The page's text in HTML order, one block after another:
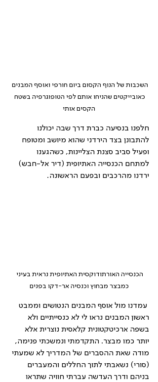
השכבות של הנוף הקסום ביום חורפי ואוסף המבנים
כאובייקטים שהניחו אותם לפי הטופוגרפיה בשטח
הקסים אותי
חלפנו בנסיעה כברת דרך שבה יכולנו
להתבונן בצד הירדני שהוא מיושב ומטופח
ופעיל סביב סצנת הצליינות, כשהגענו
למתחם הכנסייה האתיופית (דיר אל-חבש)
ירדנו מהרכבים ובפעם הראשונה.
הכנסייה האורתודוקסית האתיופית נראית בעיני
כמבצר מבחוץ וכנסיה אר-דקו בפנים
עמדנו מול אוסף המבנים הנטושים וממבט
ראשון המבנים נראו לי לא כנסייתיים ולא
בשפה ארכיטקטונית קלאסית נוצרית אלא
יותר כמו מבצר. התקדמתי ונמשכתי פנימה,
מודה שאת ההסברים של המדריך לא שמעתי
(סורי) נשאבתי לתוך החללים והמעברים
בניהם ודרך העדשה עברתי חוויה שתראו